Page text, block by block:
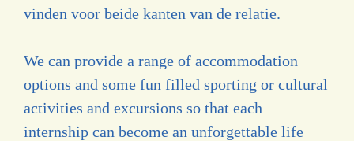
vinden voor beide kanten van de relatie.
We can provide a range of accommodation
options and some fun filled sporting or cultural
activities and excursions so that each
internship can become an unforgettable life